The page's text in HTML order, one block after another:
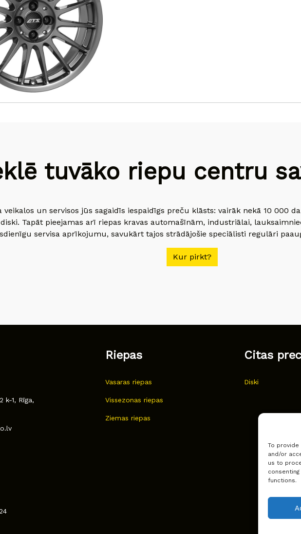
To
and/or
us to
functions.
tuvāko riepu centru
veikalos un servisos jūs sagaidīs iespaidīgs preču klāsts: vairāk nekā 10 000
Tapāt pieejamas arī riepas kravas automašīnām, industriālai,
servisa aprīkojumu, savukārt tajos strādājošie speciālisti regulāri
Kur pirkt?
k-1, Rīga,
Riepas
Vasaras riepas
Vissezonas riepas
Ziemas riepas
Citas
Diski